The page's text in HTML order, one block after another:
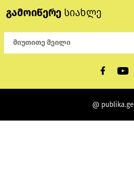
გამოიწერე სიახლე
@ publika.ge